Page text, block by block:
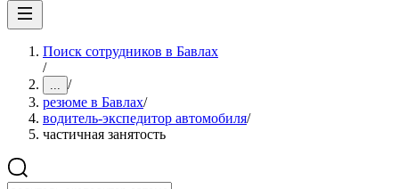
Поиск сотрудников в Бавлах
/
... /
резюме в Бавлах/
водитель-экспедитор автомобиля/
частичная занятость